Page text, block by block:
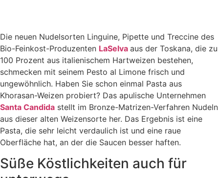
Die neuen Nudelsorten Linguine, Pipette und Treccine des
Bio-Feinkost-Produzenten LaSelva aus der Toskana, die zu
100 Prozent aus italienischem Hartweizen bestehen,
schmecken mit seinem Pesto al Limone frisch und
ungewöhnlich. Haben Sie schon einmal Pasta aus
Khorasan-Weizen probiert? Das apulische Unternehmen
Santa Candida stellt im Bronze-Matrizen-Verfahren Nudeln
aus dieser alten Weizensorte her. Das Ergebnis ist eine
Pasta, die sehr leicht verdaulich ist und eine raue
Oberfläche hat, an der die Saucen besser haften.
Süße Köstlichkeiten auch für